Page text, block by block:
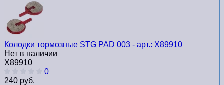
Колодки тормозные STG PAD 003 - арт.: Х89910
Нет в наличии
Х89910
0
240 руб.